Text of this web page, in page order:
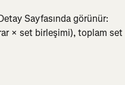
Sayfasında görünür:
× set birleşimi), toplam set